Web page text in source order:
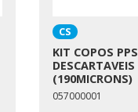
CS
KIT COPOS PPS
DESCARTAVEIS
(190MICRONS)
057000001